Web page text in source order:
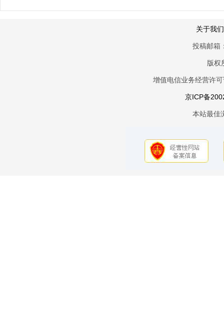
关于我们
投稿邮箱
版权
增值电信业务经营许
京ICP备
本站最佳